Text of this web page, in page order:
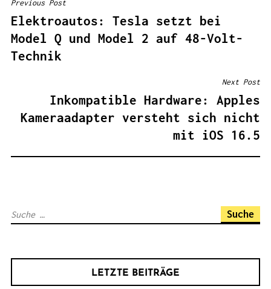
B
E
I
T
G
G
Previous Post
Elektroautos: Tesla setzt bei
Model Q und Model 2 auf 48-Volt-
Technik
Next Post
Inkompatible Hardware: Apples
Kameraadapter versteht sich nicht
mit iOS 16.5
S
LETZTE BEITRÄGE